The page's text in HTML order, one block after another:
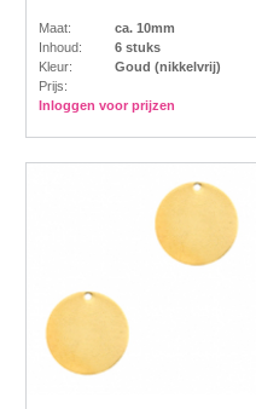
Maat:
ca. 10mm
Inhoud:
6 stuks
Kleur:
Goud (nikkelvrij)
Prijs:
Inloggen voor prijzen